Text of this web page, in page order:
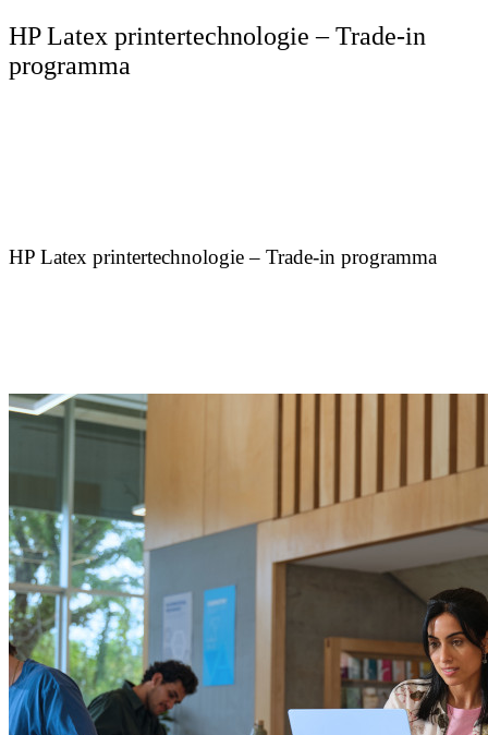
HP Latex printertechnologie – Trade-in
programma
HP Latex printertechnologie – Trade-in programma